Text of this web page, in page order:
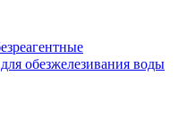
обезжелезивания воды